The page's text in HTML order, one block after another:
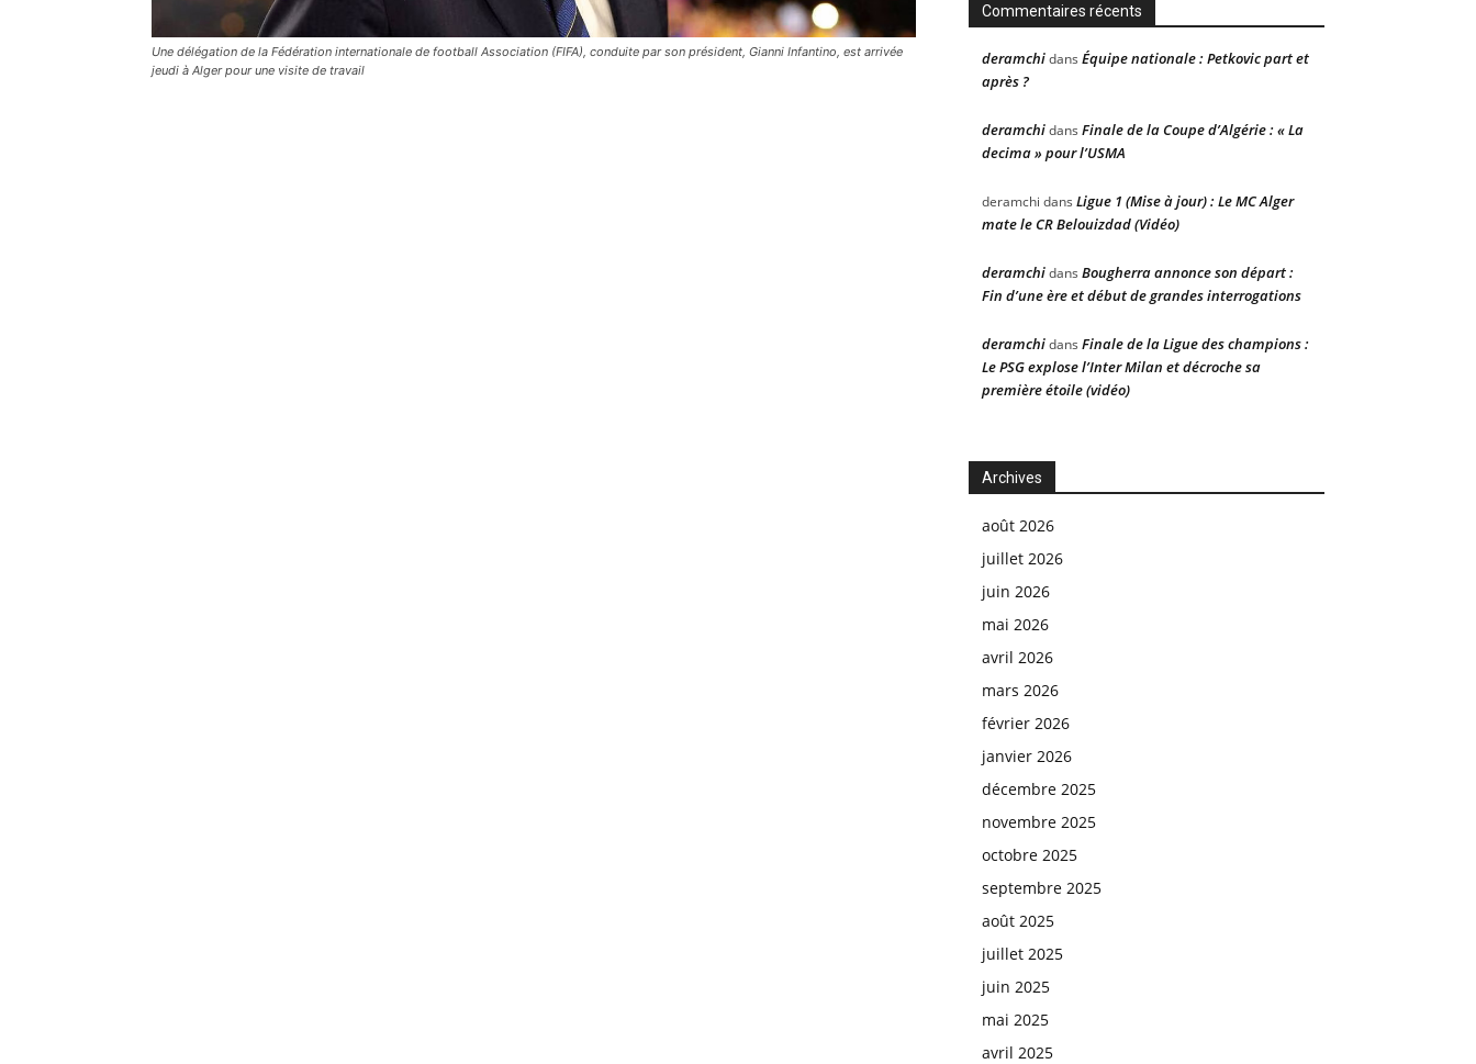
Une délégation de la Fédération internationale de football Association (FIFA), conduite par son président, Gianni Infantino, est arrivée
jeudi à Alger pour une visite de travail
Commentaires récents
deramchidans Équipe nationale : Petkovic part et
après ?
deramchidans Finale de la Coupe d’Algérie : « La
decima » pour l’USMA
deramchi dans Ligue 1 (Mise à jour) : Le MC Alger
mate le CR Belouizdad (Vidéo)
deramchidans Bougherra annonce son départ :
Fin d’une ère et début de grandes interrogations
deramchidans Finale de la Ligue des champions :
Le PSG explose l’Inter Milan et décroche sa
première étoile (vidéo)
Archives
août 2026
juillet 2026
juin 2026
mai 2026
avril 2026
mars 2026
février 2026
janvier 2026
décembre 2025
novembre 2025
octobre 2025
septembre 2025
août 2025
juillet 2025
juin 2025
mai 2025
avril 2025